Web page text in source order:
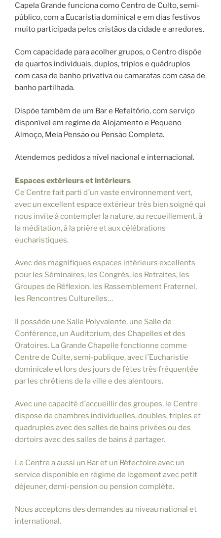
Capela Grande funciona como Centro de Culto, semi-
público, com a Eucaristia dominical e em dias festivos
muito participada pelos cristãos da cidade e arredores.
Com capacidade para acolher grupos, o Centro dispõe
de quartos individuais, duplos, triplos e quádruplos
com casa de banho privativa ou camaratas com casa de
banho partilhada.
Dispõe também de um Bar e Refeitório, com serviço
disponível em regime de Alojamento e Pequeno
Almoço, Meia Pensão ou Pensão Completa.
Atendemos pedidos a nível nacional e internacional.
Espaces extérieurs et intérieurs
Ce Centre fait parti d´un vaste environnement vert,
avec un excellent espace extérieur très bien soigné qui
nous invite à contempler la nature, au recueillement, à
la méditation, à la prière et aux célébrations
eucharistiques.
Avec des magnifiques espaces intérieurs excellents
pour les Séminaires, les Congrès, les Retraites, les
Groupes de Réflexion, les Rassemblement Fraternel,
les Rencontres Culturelles…
Il possède une Salle Polyvalente, une Salle de
Conférence, un Auditorium, des Chapelles et des
Oratoires. La Grande Chapelle fonctionne comme
Centre de Culte, semi-publique, avec l´Eucharistie
dominicale et lors des jours de fêtes très fréquentée
par les chrétiens de la ville e des alentours.
Avec une capacité d´accueillir des groupes, le Centre
dispose de chambres individuelles, doubles, triples et
quadruples avec des salles de bains privées ou des
dortoirs avec des salles de bains à partager.
Le Centre a aussi un Bar et un Réfectoire avec un
service disponible en régime de logement avec petit
déjeuner, demi-pension ou pension complète.
Nous acceptons des demandes au niveau national et
international.